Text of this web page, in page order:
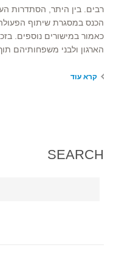
רבים. בין היתר, הסתדרות
הכנס במסגרת שיתוף
כאמור במישורים נוספים.
הארגון ולבני משפחותיהם
קרא עוד
SEARCH